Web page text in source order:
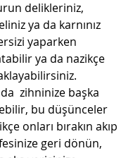
delikleriniz,
ya da karnınız
yaparken
ya da nazikçe
zihninize başka
bu düşünceler
onları bırakın akıp
geri dönün,